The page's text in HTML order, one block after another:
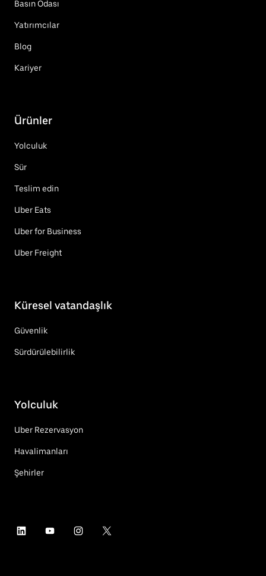
Basın Odası
Yatırımcılar
Blog
Kariyer
Ürünler
Yolculuk
Sür
Teslim edin
Uber Eats
Uber for Business
Uber Freight
Küresel vatandaşlık
Güvenlik
Sürdürülebilirlik
Yolculuk
Uber Rezervasyon
Havalimanları
Şehirler